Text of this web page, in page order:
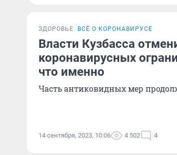
ЗДОРОВЬЕ ВСЁ О КОРОНАВИРУСЕ
Власти Кузбасса
коронавирусных
что именно
Часть антиковидных мер
14 сентября, 2023, 10:06 4 502 4